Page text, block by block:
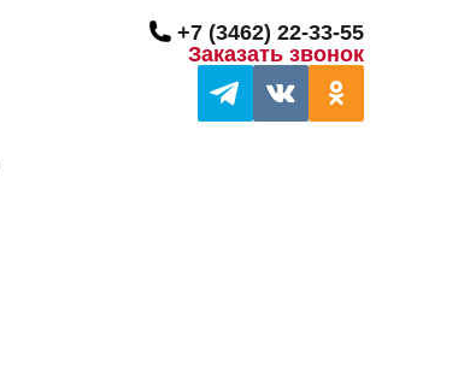
+7 (3462) 22-33-55
Заказать звонок